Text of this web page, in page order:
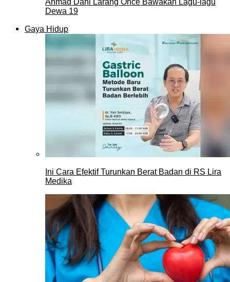
Dewa 19
Gaya Hidup
Ini Cara Efektif Turunkan Berat Badan di RS Lira
Medika